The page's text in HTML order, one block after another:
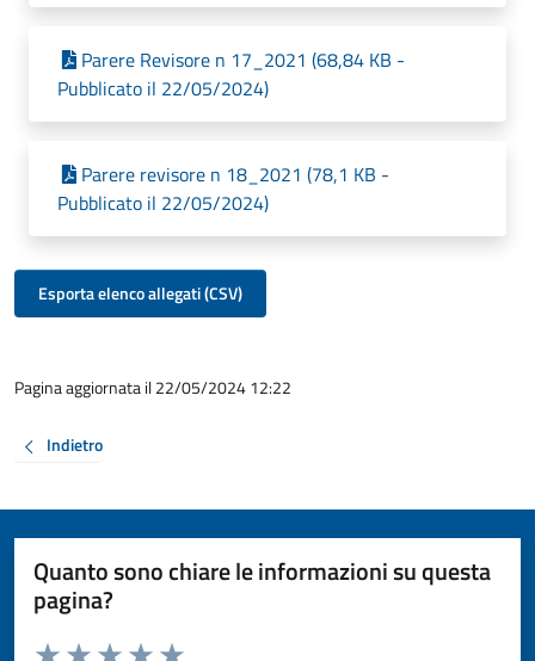
Parere Revisore n 17_2021 (68,84 KB -
Pubblicato il 22/05/2024)
Parere revisore n 18_2021 (78,1 KB -
Pubblicato il 22/05/2024)
Esporta elenco allegati (CSV)
Pagina aggiornata il 22/05/2024 12:22
Indietro
Quanto sono chiare le informazioni su questa
pagina?
Valuta da 1 a 5 stelle la pagina